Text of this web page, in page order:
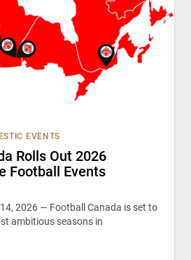
EVENTS
Rolls Out 2026
Football Events
2026 — Football Canada is set to
ambitious seasons in